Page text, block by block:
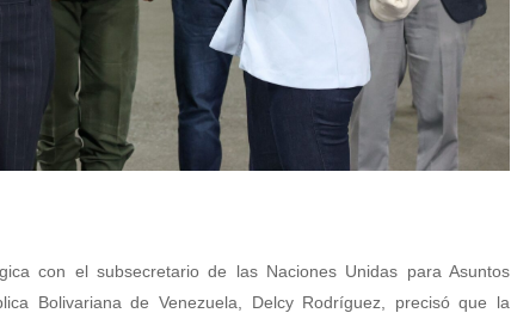
con el subsecretario de las Naciones Unidas para Asuntos
Bolivariana de Venezuela, Delcy Rodríguez, precisó que la